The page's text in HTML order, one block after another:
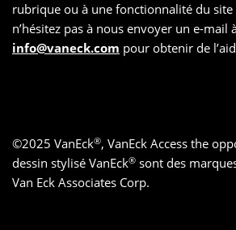
rubrique ou à une fonctionnalité du site
n’hésitez pas à nous envoyer un e-mail
info@vaneck.com pour obtenir de
©2025 VanEck®, VanEck Access the
dessin stylisé VanEck® sont des
Van Eck Associates Corp.